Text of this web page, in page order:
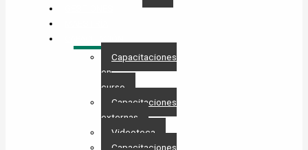
Capacitaciones
en
curso
Capacitaciones
externas
Videoteca
Capacitaciones